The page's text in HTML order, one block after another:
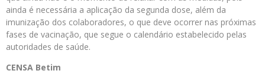
ainda é necessária a aplicação da segunda dose, além da
imunização dos colaboradores, o que deve ocorrer nas próximas
fases de vacinação, que segue o calendário estabelecido pelas
autoridades de saúde.
CENSA Betim